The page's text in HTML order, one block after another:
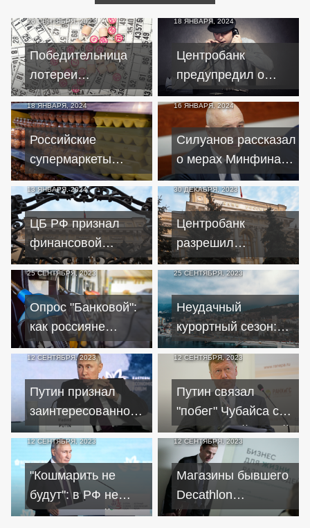
26 СЕНТЯБРЯ, 2023
Победительница
лотереи
рассказала, как
изменилась ее
жизнь после
крупного выигрыша
18 ЯНВАРЯ, 2024
Центробанк
предупредил о
росте случаев
мошенничества с
имитацией голосов
родственников
18 ЯНВАРЯ, 2024
Российские
супермаркеты
начали предлагать
яйца по доступной
цене
16 ЯНВАРЯ, 2024
Силуанов рассказал
о мерах Минфина
для снижения
ставок по
ипотечным
кредитам
13 ЯНВАРЯ, 2024
ЦБ РФ признал
финансовой
пирамидой проект
"Слово пацана"
30 ДЕКАБРЯ, 2023
Центробанк
разрешил
переводы до 30
млн рублей без
комиссии
25 СЕНТЯБРЯ, 2023
Опрос "Банковой":
как россияне
реагируют на рост
цен на топливо
25 СЕНТЯБРЯ, 2023
Неудачный
курортный сезон:
как крымские
отельеры пережили
лето 2023
12 СЕНТЯБРЯ, 2023
Путин признал
заинтересованность
России в трудовых
мигрантах
12 СЕНТЯБРЯ, 2023
Путин связал
"побег" Чубайса с
финансовой дырой
в "Роснано"
12 СЕНТЯБРЯ, 2023
"Кошмарить не
будут": в РФ не
будет никакой
12 СЕНТЯБРЯ, 2023
Магазины бывшего
Decathlon
откроются в России